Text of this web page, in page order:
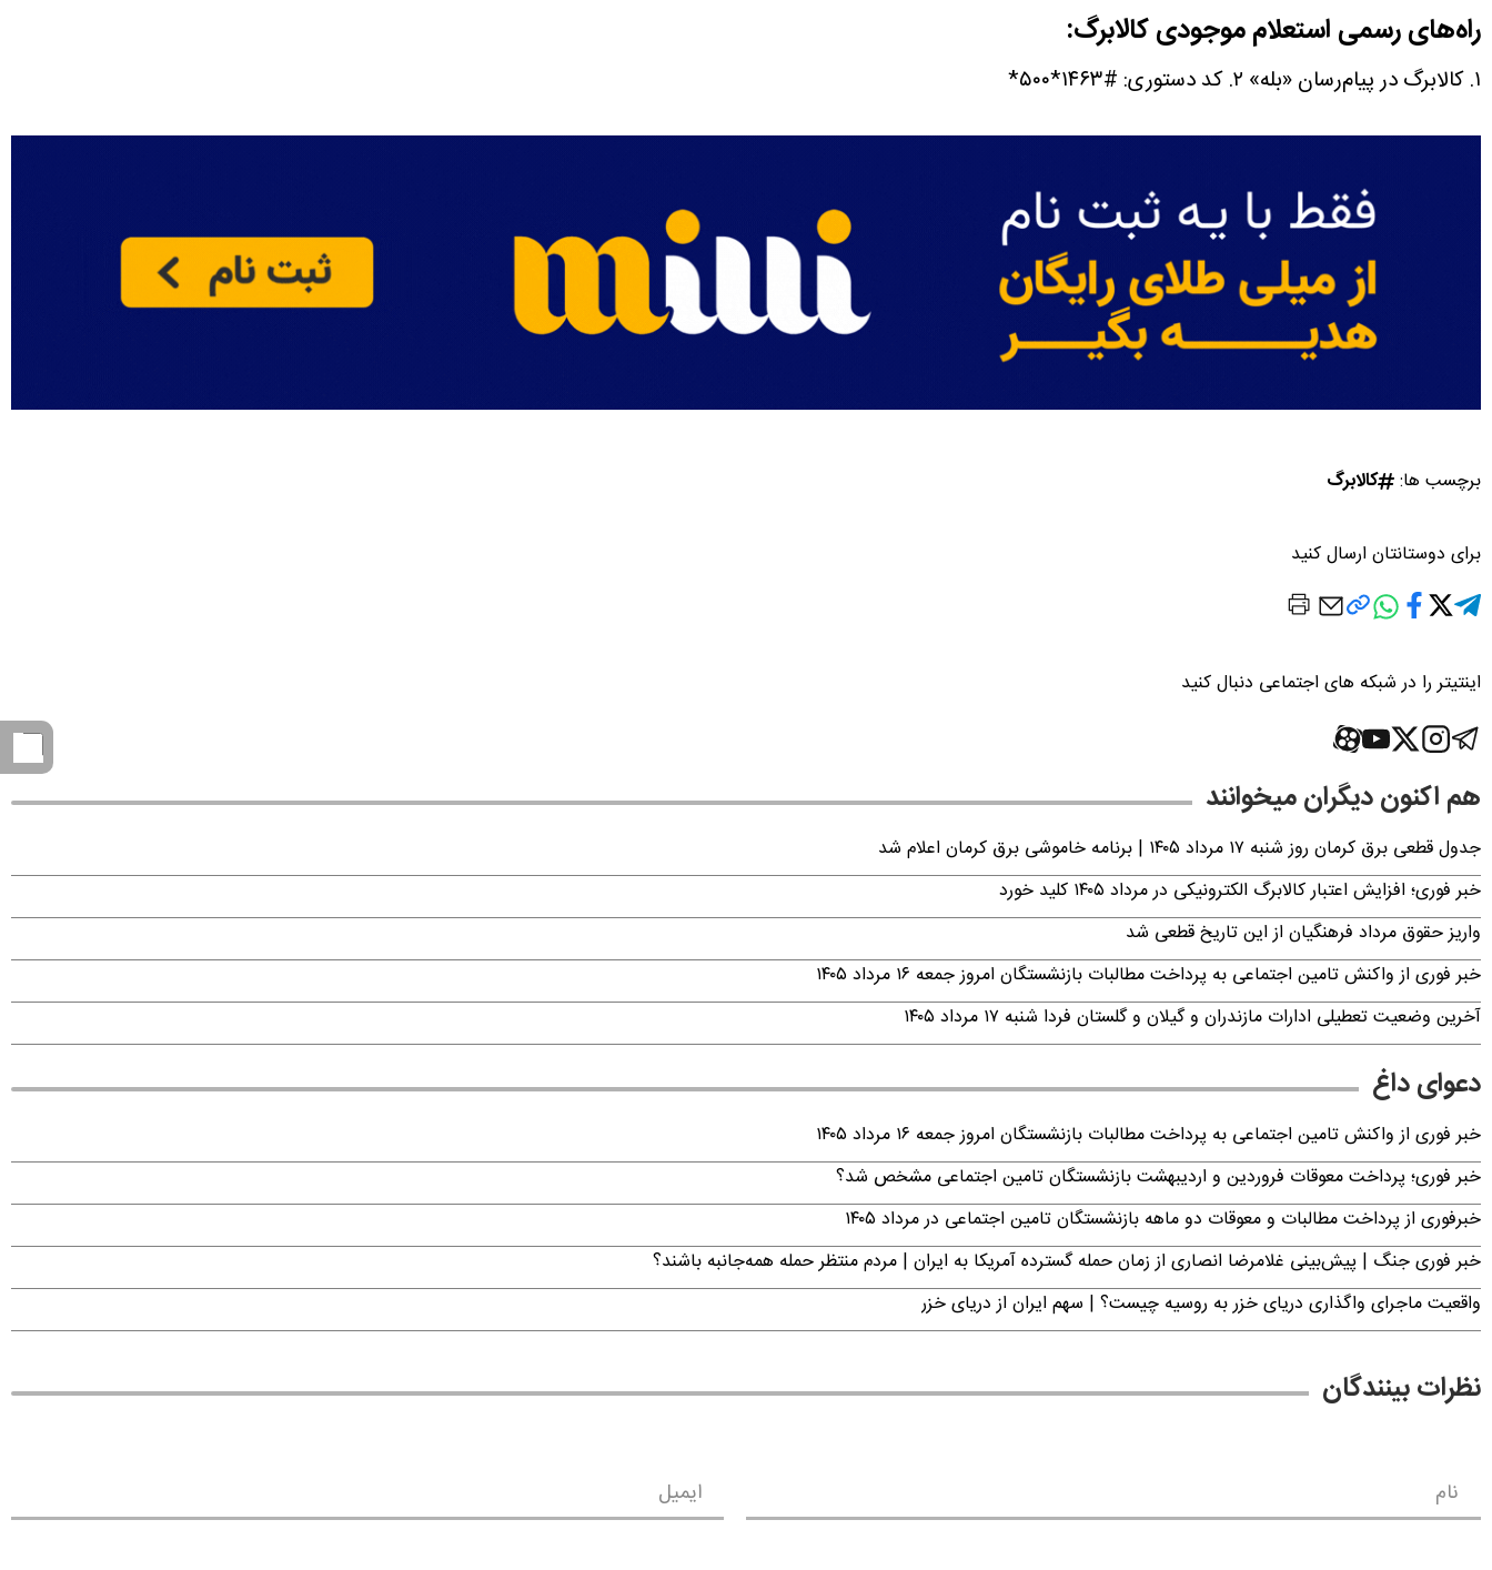
راه‌های رسمی استعلام موجودی کالابرگ:
۱. کالابرگ در پیام‌رسان «بله» ۲. کد دستوری: #۱۴۶۳*۵۰۰*
برچسب ها: کالابرگ
برای دوستانتان ارسال کنید
اینتیتر را در شبکه های اجتماعی دنبال کنید
هم اکنون دیگران میخوانند
جدول قطعی برق کرمان روز شنبه ۱۷ مرداد ۱۴۰۵ | برنامه خاموشی برق کرمان اعلام شد
خبر فوری؛ افزایش اعتبار کالابرگ الکترونیکی در مرداد ۱۴۰۵ کلید خورد
واریز حقوق مرداد فرهنگیان از این تاریخ قطعی شد
خبر فوری از واکنش تامین اجتماعی به پرداخت مطالبات بازنشستگان امروز جمعه ۱۶ مرداد ۱۴۰۵
آخرین وضعیت تعطیلی ادارات مازندران و گیلان و گلستان فردا شنبه ۱۷ مرداد ۱۴۰۵
دعوای داغ
خبر فوری از واکنش تامین اجتماعی به پرداخت مطالبات بازنشستگان امروز جمعه ۱۶ مرداد ۱۴۰۵
خبر فوری؛ پرداخت معوقات فروردین و اردیبهشت بازنشستگان تامین اجتماعی مشخص شد؟
خبرفوری از پرداخت مطالبات و معوقات دو ماهه بازنشستگان تامین اجتماعی در مرداد ۱۴۰۵
خبر فوری جنگ | پیش‌بینی غلامرضا انصاری از زمان حمله گسترده آمریکا به ایران | مردم منتظر حمله همه‌جانبه باشند؟
واقعیت ماجرای واگذاری دریای خزر به روسیه چیست؟ | سهم ایران از دریای خزر
نظرات بینندگان
نام ایمیل